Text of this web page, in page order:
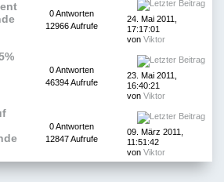
0 Antworten
12966 Aufrufe
24. Mai 2011,
17:17:01
von Viktor
0 Antworten
46394 Aufrufe
23. Mai 2011,
16:40:21
von Viktor
0 Antworten
12847 Aufrufe
09. März 2011,
11:51:42
von Viktor